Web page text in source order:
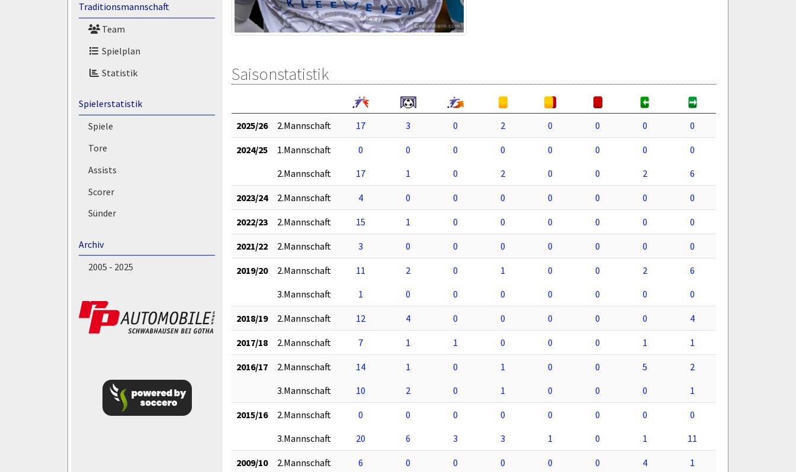
Traditionsmannschaft
Team
Spielplan
Statistik
Spielerstatistik
Spiele
Tore
Assists
Scorer
Sünder
Archiv
2005 - 2025
Saisonstatistik
2025/26 2.Mannschaft 17 3 0 2 0 0 0 0
2024/25 1.Mannschaft 0 0 0 0 0 0 0
0
2.Mannschaft
17 1 0 2 0 0 2 6
2023/24 2.Mannschaft 4 0 0 0 0 0 0 0
2022/23 2.Mannschaft 15 1 0 0 0 0 0 0
2021/22 2.Mannschaft 3 0 0 0 0 0 0 0
2019/20 2.Mannschaft 11 2 0 1 0 0 2
6
3.Mannschaft
1 0 0 0 0 0 0 0
2018/19 2.Mannschaft 12 4 0 0 0 0 0 4
2017/18 2.Mannschaft 7 1 1 0 0 0 1 1
2016/17 2.Mannschaft 14 1 0 1 0 0 5
2
3.Mannschaft
10 2 0 1 0 0 0 1
2015/16 2.Mannschaft 0 0 0 0 0 0 0
0
3.Mannschaft
20 6 3 3 1 0 1 11
2009/10 2.Mannschaft 6 0 0 0 0 0 4 1